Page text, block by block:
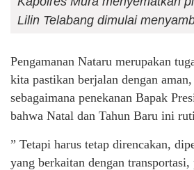
Lilin Telabang dimulai
Pengamanan Nataru merupakan
kita pastikan berjalan dengan
sebagaimana penekanan Bapak
bahwa Natal dan Tahun Baru ini
” Tetapi harus tetap direncakan,
yang berkaitan dengan transportasi,